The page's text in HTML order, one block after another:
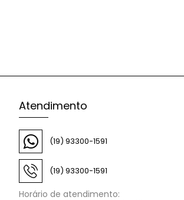
Atendimento
(19) 93300-1591
(19) 93300-1591
Horário de atendimento: